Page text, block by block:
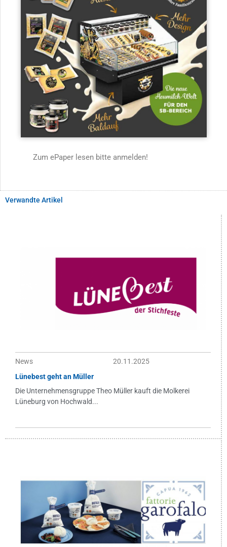
Zum ePaper lesen bitte anmelden!
Verwandte Artikel
News
20.11.2025
Lünebest geht an Müller
Die Unternehmensgruppe Theo Müller kauft die Molkerei
Lüneburg von Hochwald...